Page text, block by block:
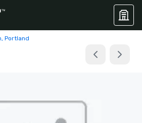
Portland